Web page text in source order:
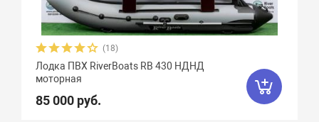
(18)
Лодка ПВХ RiverBoats RB 430 НДНД
моторная
85 000 руб.